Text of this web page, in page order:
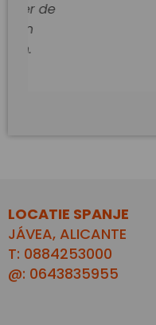
LOCATIE SPANJE
JÁVEA, ALICANTE
T: 0884253000
@: 0643835955